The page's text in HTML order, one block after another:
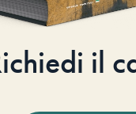
il